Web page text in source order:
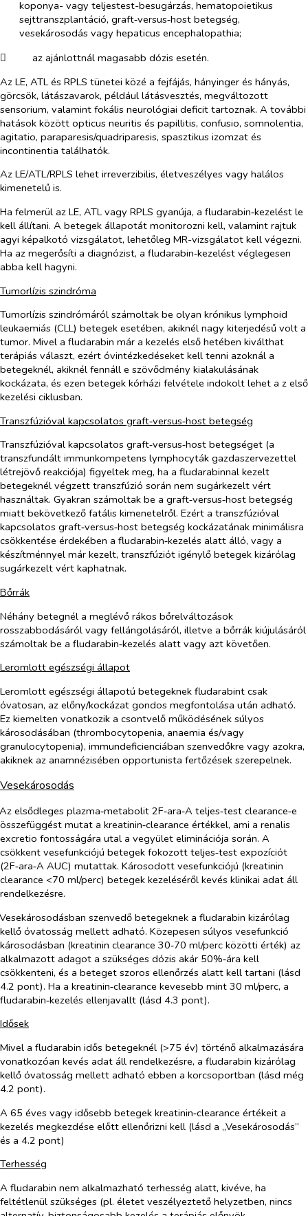
koponya- vagy teljestest-besugárzás, hematopoietikus
sejttranszplantáció, graft‑versus‑host betegség,
vesekárosodás vagy hepaticus encephalopathia;
​
az ajánlottnál magasabb dózis esetén.
Az LE, ATL és RPLS tünetei közé a fejfájás, hányinger és hányás,
görcsök, látászavarok, például látásvesztés, megváltozott
sensorium, valamint fokális neurológiai deficit tartoznak. A további
hatások között opticus neuritis és papillitis, confusio, somnolentia,
agitatio, paraparesis/quadriparesis, spasztikus izomzat és
incontinentia találhatók.
Az LE/ATL/RPLS lehet irreverzibilis, életveszélyes vagy halálos
kimenetelű is.
Ha felmerül az LE, ATL vagy RPLS gyanúja, a fludarabin‑kezelést le
kell állítani. A betegek állapotát monitorozni kell, valamint rajtuk
agyi képalkotó vizsgálatot, lehetőleg MR-vizsgálatot kell végezni.
Ha az megerősíti a diagnózist, a fludarabin‑kezelést véglegesen
abba kell hagyni.
Tumorlízis szindróma
Tumorlízis szindrómáról számoltak be olyan krónikus lymphoid
leukaemiás (CLL) betegek esetében, akiknél nagy kiterjedésű volt a
tumor. Mivel a fludarabin már a kezelés első hetében kiválthat
terápiás választ, ezért óvintézkedéseket kell tenni azoknál a
betegeknél, akiknél fennáll e szövődmény kialakulásának
kockázata, és ezen betegek kórházi felvétele indokolt lehet a z első
kezelési ciklusban.
Transzfúzióval kapcsolatos graft‑versus‑host betegség
Transzfúzióval kapcsolatos graft‑versus‑host betegséget (a
transzfundált immunkompetens lymphocyták gazdaszervezettel
létrejövő reakciója) figyeltek meg, ha a fludarabinnal kezelt
betegeknél végzett transzfúzió során nem sugárkezelt vért
használtak. Gyakran számoltak be a graft‑versus‑host betegség
miatt bekövetkező fatális kimenetelről. Ezért a transzfúzióval
kapcsolatos graft‑versus‑host betegség kockázatának minimálisra
csökkentése érdekében a fludarabin‑kezelés alatt álló, vagy a
készítménnyel már kezelt, transzfúziót igénylő betegek kizárólag
sugárkezelt vért kaphatnak.
Bőrrák
Néhány betegnél a meglévő rákos bőrelváltozások
rosszabbodásáról vagy fellángolásáról, illetve a bőrrák kiújulásáról
számoltak be a fludarabin‑kezelés alatt vagy azt követően.
Leromlott egészségi állapot
Leromlott egészségi állapotú betegeknek fludarabint csak
óvatosan, az előny/kockázat gondos megfontolása után adható.
Ez kiemelten vonatkozik a csontvelő működésének súlyos
károsodásában (thrombocytopenia, anaemia és/vagy
granulocytopenia), immundeficienciában szenvedőkre vagy azokra,
akiknek az anamnézisében opportunista fertőzések szerepelnek.
Vesekárosodás
elsődleges plazma‑metabolit 2F‑ara‑A teljes‑test clearance‑e
összefüggést mutat a kreatinin‑clearance értékkel, ami a renalis
excretio fontosságára utal a vegyület eliminációja során. A
csökkent vesefunkciójú betegek fokozott teljes‑test expozíciót
(2F‑ara‑A AUC) mutattak. Károsodott vesefunkciójú (kreatinin
clearance <70 ml/perc) betegek kezeléséről kevés klinikai adat áll
rendelkezésre.
szenvedő betegeknek a fludarabin kizárólag
kellő óvatosság mellett adható. Közepesen súlyos vesefunkció
károsodásban (kreatinin clearance 30‑70 ml/perc közötti érték) az
alkalmazott adagot a szükséges dózis akár 50%‑ára kell
csökkenteni, és a beteget szoros ellenőrzés alatt kell tartani (lásd
4.2 pont). Ha a kreatinin‑clearance kevesebb mint 30 ml/perc, a
fludarabin‑kezelés ellenjavallt (lásd 4.3 pont).
Idősek
Mivel a fludarabin idős betegeknél (>75 év) történő alkalmazására
vonatkozóan kevés adat áll rendelkezésre, a fludarabin kizárólag
kellő óvatosság mellett adható ebben a korcsoportban (lásd még
4.2 pont).
A 65 éves vagy idősebb betegek kreatinin‑clearance értékeit a
kezelés megkezdése előtt ellenőrizni kell (lásd a „Vesekárosodás”
és a 4.2 pont)
Terhesség
A fludarabin nem alkalmazható terhesség alatt, kivéve, ha
feltétlenül szükséges (pl. életet veszélyeztető helyzetben, nincs